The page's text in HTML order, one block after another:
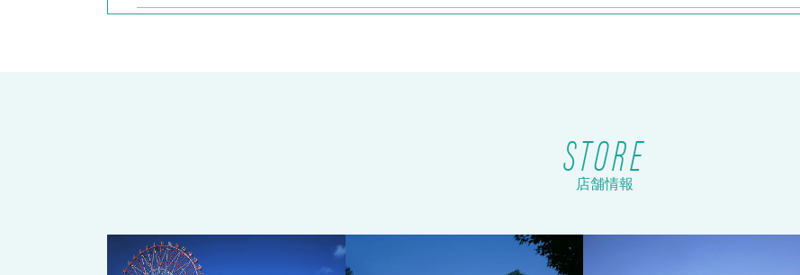
2026.7.2
【一般の方向け】下腹ぺたんこ体験レッスン
STORE
店舗情報